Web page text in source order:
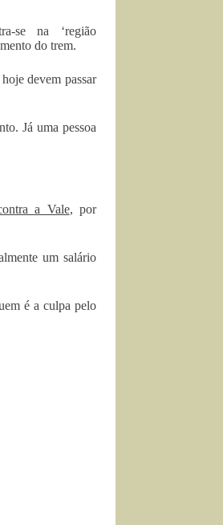
se na ‘região
do trem.
devem passar
Já uma pessoa
a Vale, por
um salário
é a culpa pelo